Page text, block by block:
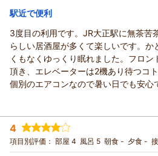
この度は当ホテルをご利用いただき
す。快適にお過ごしいただけたとの
す。今後もお客様にご満足いただけ
して参ります。また大阪へお越しの
当ホテルをご利用くださいませ。
駅近で便利
3度目の利用です。JR大正駅に無茶苦
らしい居酒屋が多くて楽しいです。か
くもなくゆっくり眠れました。フロ
頂き、エレベーターは2機あり待つコ
個別のエアコンなので暑い日でも安心
は少し甘めでした。京セラドームで大
が跳ね上がりますが、普段はコスパ
宿泊時期： 2026年05月宿泊 (一人旅)
投稿者： 琵琶湖の暴れん坊さん
宿泊プラン： 【連泊エコプラン】［食事なし
掃なしでお得に＜駅チカ＆大浴場あり＞
シ
4
項目別評価： 部屋 4 風呂 5 朝食 - 夕食 -